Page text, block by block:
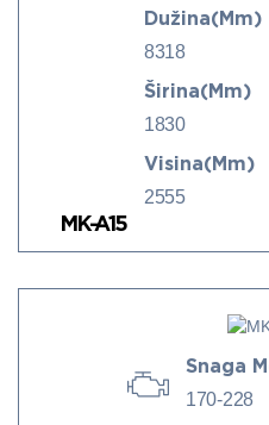
Dužina(mm)
8318
Širina(mm)
1830
Visina(mm)
2555
MK-A15
Snaga
170-228